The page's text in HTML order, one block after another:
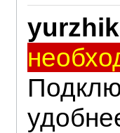
yurzhik